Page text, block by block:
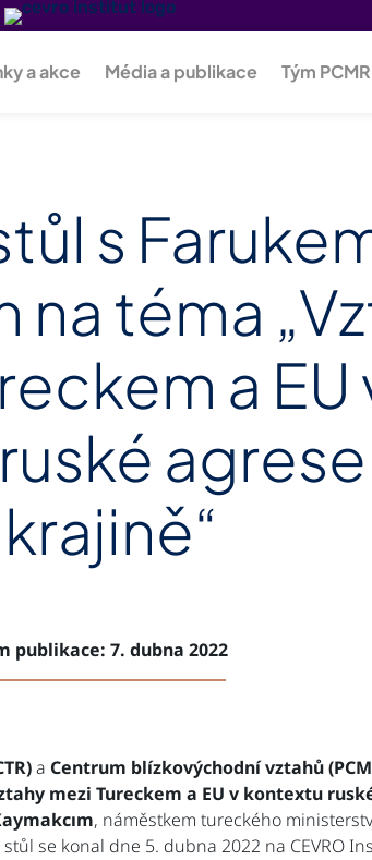
a akce Média a publikace Tým PCMR
s
na téma
a EU
agrese
publikace: 7. dubna 2022
a Centrum blízkovýchodní vztahů
mezi Tureckem a EU v kontextu
, náměstkem tureckého
se konal dne 5. dubna 2022 na CEVRO